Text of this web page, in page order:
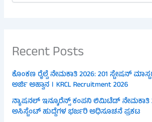
Recent Posts
ಕೊಂಕಣ ರೈಲ್ವೆ ನೇಮಕಾತಿ 2026: 201 ಸ್ಟೇಷನ್
ಅರ್ಜಿ ಅಹ್ವಾನ । KRCL Recruitment 2026
ನ್ಯಾಷನಲ್ ಇನ್ಶೂರೆನ್ಸ್ ಕಂಪನಿ ಲಿಮಿಟೆಡ್ ನೇಮಕಾತಿ
ಅಸಿಸ್ಟೆಂಟ್ ಹುದ್ದೆಗಳ ಭರ್ಜರಿ ಅಧಿಸೂಚನೆ ಪ್ರಕಟ